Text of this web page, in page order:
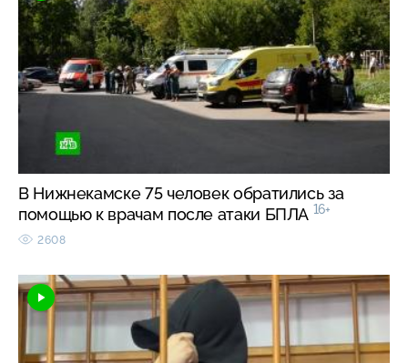
В Нижнекамске 75 человек обратились за
помощью к врачам после атаки БПЛА 16+
2608